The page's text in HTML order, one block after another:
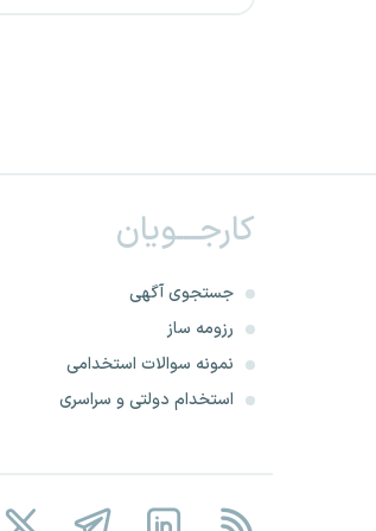
کارگشای وحدت ایساتیس
شهرداری هرمزگان
کارجـــویان
جستجوی آگهی
رزومه ساز
نمونه سوالات استخدامی
استخدام دولتی و سراسری